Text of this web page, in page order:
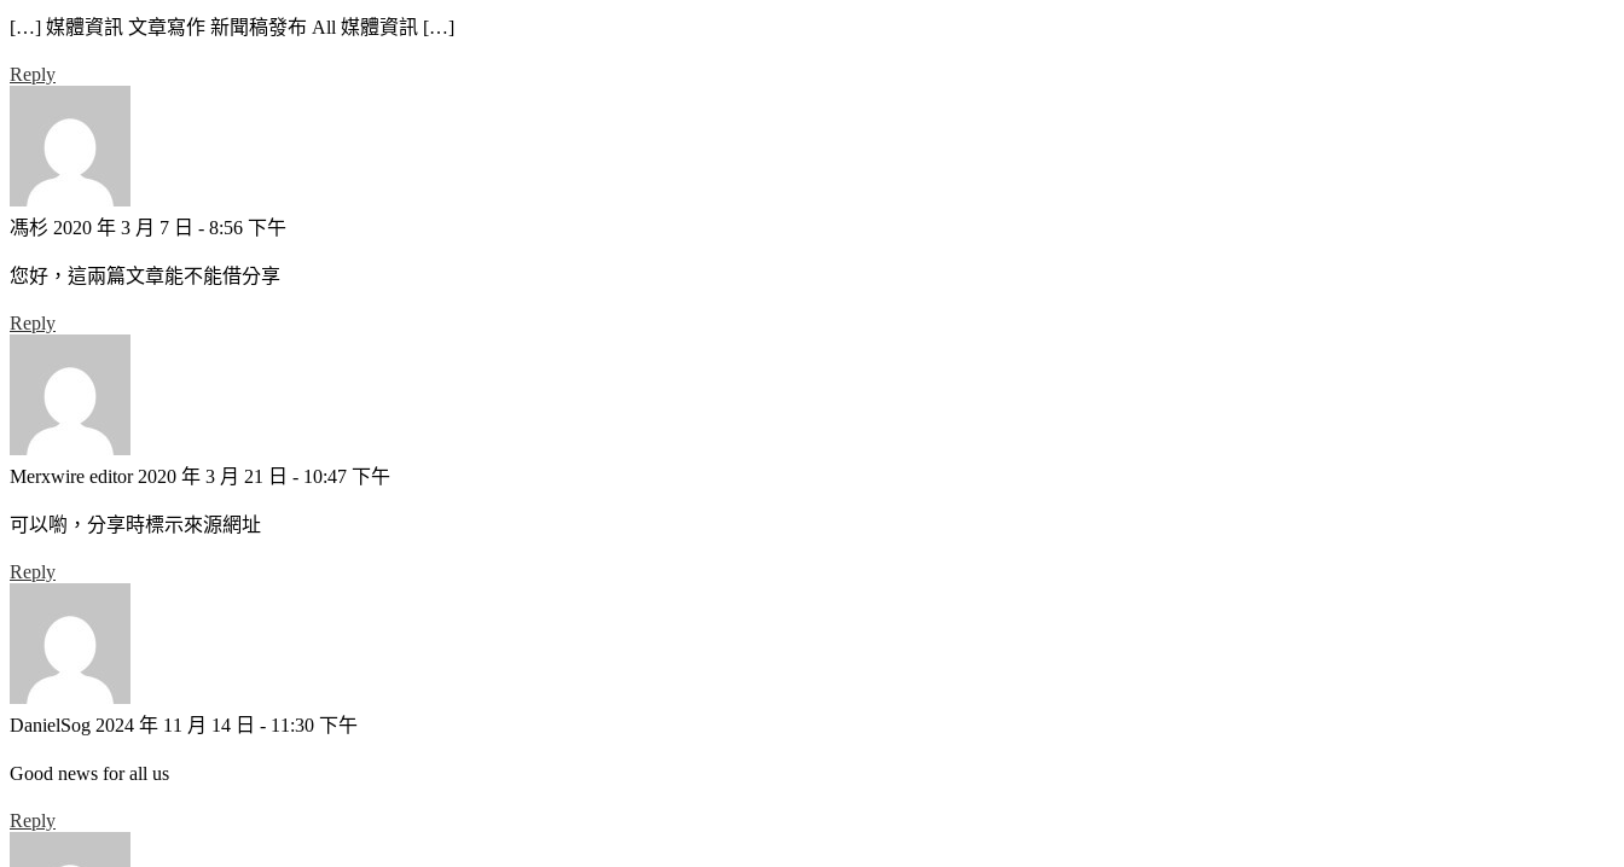
[…] 媒體資訊 文章寫作 新聞稿發布 All 媒體資訊 […]
Reply
馮杉 2020 年 3 月 7 日 - 8:56 下午
您好，這兩篇文章能不能借分享
Reply
Merxwire editor 2020 年 3 月 21 日 - 10:47 下午
可以喲，分享時標示來源網址
Reply
DanielSog 2024 年 11 月 14 日 - 11:30 下午
Good news for all us
Reply